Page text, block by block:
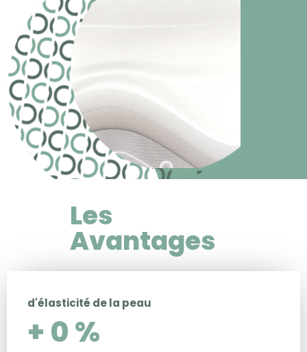
Les
Avantages
d'élasticité de la peau
+ 0%